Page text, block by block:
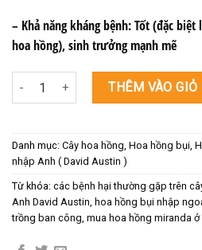
– Khả năng kháng bệnh:Tốt (đặc biệt
hoa hồng), sinh trưởng mạnh mẽ
Hé Lộ Một Trong TOP 5 Hoa Hồng
THÊM VÀO GIỎ
Danh mục: Cây hoa hồng, Hoa hồng bụi,
nhập Anh ( David Austin )
Từ khóa: các bệnh hại thường gặp trên
Anh David Austin, hoa hồng bụi nhập
trồng ban công, mua hoa hồng miranda ở